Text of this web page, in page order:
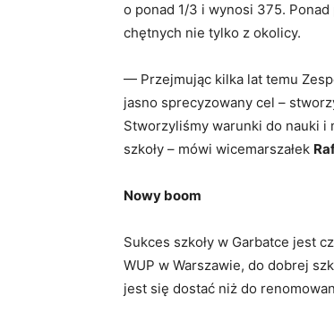
o ponad 1/3 i wynosi 375. Ponad
chętnych nie tylko z okolicy.
— Przejmując kilka lat temu
jasno sprecyzowany cel –
Stworzyliśmy warunki do nauki i
szkoły – mówi wicemarszałek
Nowy boom
Sukces szkoły w Garbatce jest
WUP w Warszawie, do dobrej
jest się dostać niż do